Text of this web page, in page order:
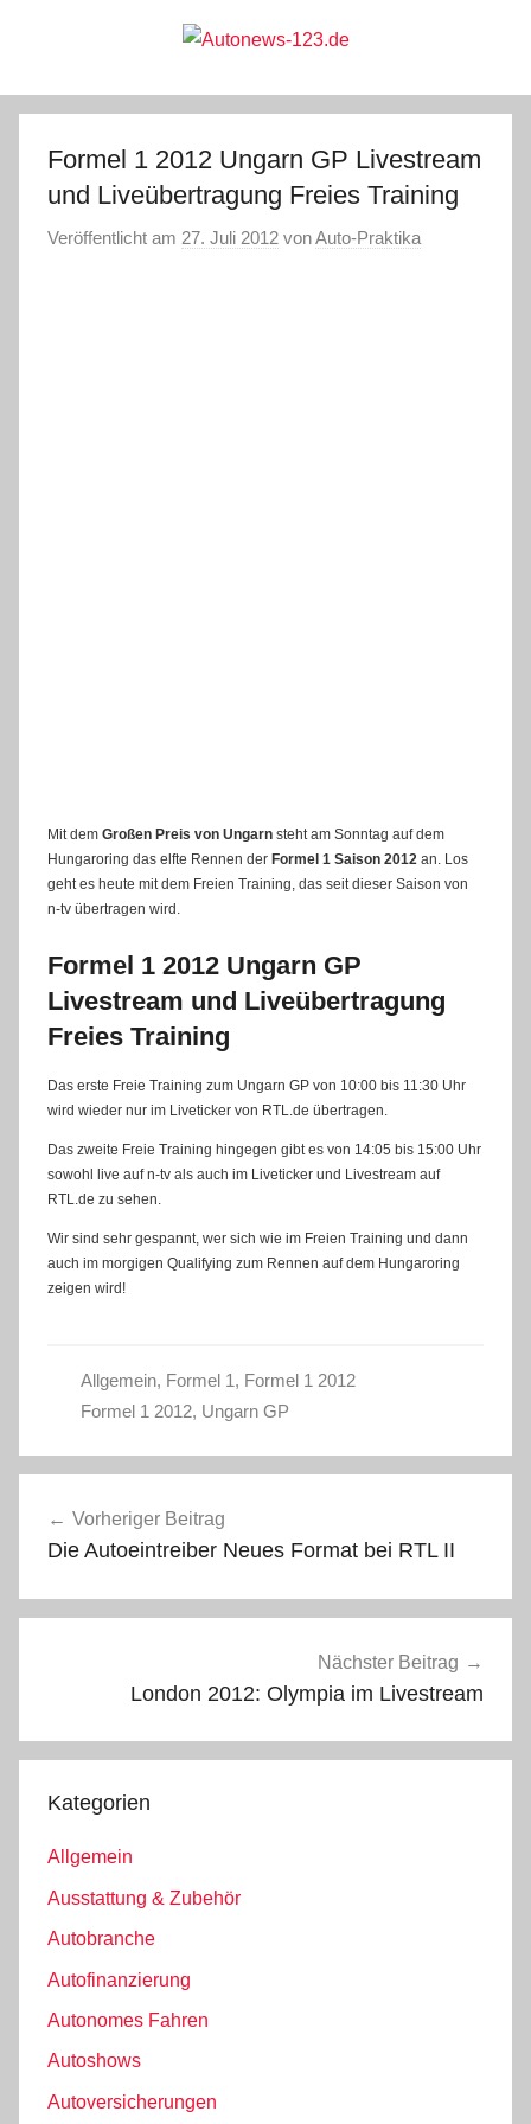
Autonews-
123.de
Formel 1 2012 Ungarn GP Livestream
und Liveübertragung Freies Training
Veröffentlicht am 27. Juli 2012 vonAuto-Praktika
Mit dem Großen Preis von Ungarn steht am Sonntag auf dem
Hungaroring das elfte Rennen der Formel 1 Saison 2012 an. Los
geht es heute mit dem Freien Training, das seit dieser Saison von
n-tv übertragen wird.
Formel 1 2012 Ungarn GP
Livestream und Liveübertragung
Freies Training
Das erste Freie Training zum Ungarn GP von 10:00 bis 11:30 Uhr
wird wieder nur im Liveticker von RTL.de übertragen.
Das zweite Freie Training hingegen gibt es von 14:05 bis 15:00 Uhr
sowohl live auf n-tv als auch im Liveticker und Livestream auf
RTL.de zu sehen.
Wir sind sehr gespannt, wer sich wie im Freien Training und dann
auch im morgigen Qualifying zum Rennen auf dem Hungaroring
zeigen wird!
Allgemein, Formel 1, Formel 1 2012
Formel 1 2012, Ungarn GP
Vorheriger Beitrag
Die Autoeintreiber Neues Format bei RTL II
Nächster Beitrag
London 2012: Olympia im Livestream
Kategorien
Allgemein
Ausstattung & Zubehör
Autobranche
Autofinanzierung
Autonomes Fahren
Autoshows
Autoversicherungen